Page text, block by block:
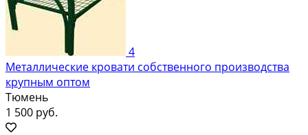
4
Металлические кровати собственного производства
крупным оптом
Тюмень
1 500 руб.